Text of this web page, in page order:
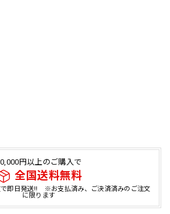
円以上のご購入で
全国送料無料
で即日発送!! ※お支払済み、ご決済済みのご注文
に限ります